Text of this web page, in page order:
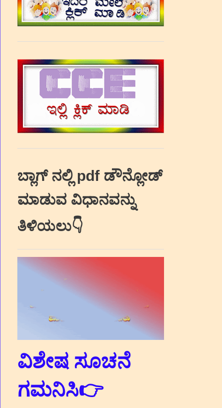
ಬ್ಲಾಗ್‌ ನಲ್ಲಿ pdf ಡೌನ್ಲೋಡ್‌
ಮಾಡುವ ವಿಧಾನವನ್ನು
ತಿಳಿಯಲು👇
ವಿಶೇಷ ಸೂಚನೆ
ಗಮನಿಸಿ👉